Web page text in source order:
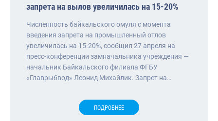
запрета на вылов увеличилась на 15-20%
Численность байкальского омуля с момента
введения запрета на промышленный отлов
увеличилась на 15-20%, сообщил 27 апреля на
пресс-конференции замначальника учреждения —
начальник Байкальского филиала ФГБУ
«Главрыбвод» Леонид Михайлик. Запрет на…
ПОДРОБНЕЕ